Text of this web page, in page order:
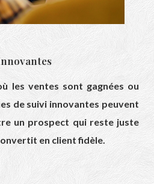
les ventes sont gagnées ou
de suivi innovantes peuvent
un prospect qui reste juste
en client fidèle.